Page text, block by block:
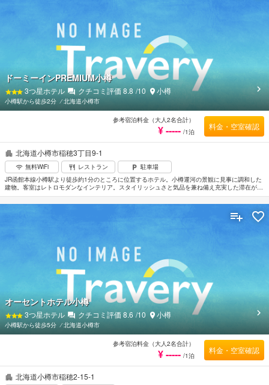
北海道小樽市稲穂3丁目9-1
無料WiFi レストラン
駐車場
JR函館本線小樽駅より徒歩約1分のところに位置するホテル。小樽運河の景観に見事に調和した
建物。客室はレトロモダンなインテリア。スタイリッシュさと気品を兼ね備え充実した滞在が期
待できる。数種類もの湯船が揃う天然温泉「灯りの湯」でリラックスするのもよい。都市景観
100選に選ばれている小樽運河まで徒歩約10分。小樽水族館へは車で約30分。
ドーミーインPREMIUM小樽
3つ星ホテル クチコミ評価 8.8 /10 小樽
小樽駅から徒歩2分 ⁄北海道小樽市
参考宿泊料金（大人2名合計）
¥ ----- /1泊
料金・空室確認
北海道小樽市稲穂2-15-1
オーセントホテル小樽
3つ星ホテル クチコミ評価 8.6 /10 小樽
小樽駅から徒歩5分 ⁄北海道小樽市
参考宿泊料金（大人2名合計）
¥ ----- /1泊
料金・空室確認